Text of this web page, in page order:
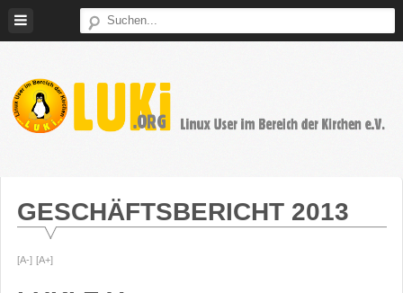
Bereich
Kirchen
GESCHÄFTSBERICHT 2013
[A-] [A+]